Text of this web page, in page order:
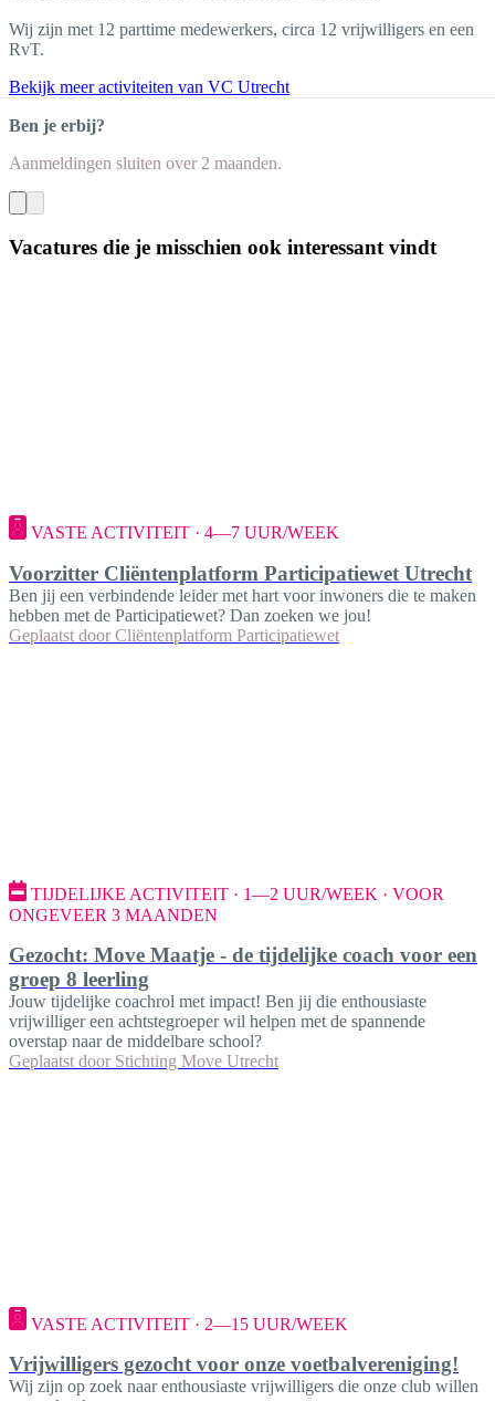
Wij zijn met 12 parttime medewerkers, circa 12 vrijwilligers en een
RvT.
Bekijk meer activiteiten van VC Utrecht
Ben je erbij?
Aanmeldingen sluiten over 2 maanden.
Vacatures die je misschien ook interessant vindt
VASTE ACTIVITEIT · 4—7 UUR/WEEK
Voorzitter Cliëntenplatform Participatiewet Utrecht
Ben jij een verbindende leider met hart voor inwoners die te maken
hebben met de Participatiewet? Dan zoeken we jou!
Geplaatst door Cliëntenplatform Participatiewet
TIJDELIJKE ACTIVITEIT · 1—2 UUR/WEEK · VOOR
ONGEVEER 3 MAANDEN
Gezocht: Move Maatje - de tijdelijke coach voor een
groep 8 leerling
Jouw tijdelijke coachrol met impact! Ben jij die enthousiaste
vrijwilliger een achtstegroeper wil helpen met de spannende
overstap naar de middelbare school?
Geplaatst door Stichting Move Utrecht
VASTE ACTIVITEIT · 2—15 UUR/WEEK
Vrijwilligers gezocht voor onze voetbalvereniging!
Wij zijn op zoek naar enthousiaste vrijwilligers die onze club willen